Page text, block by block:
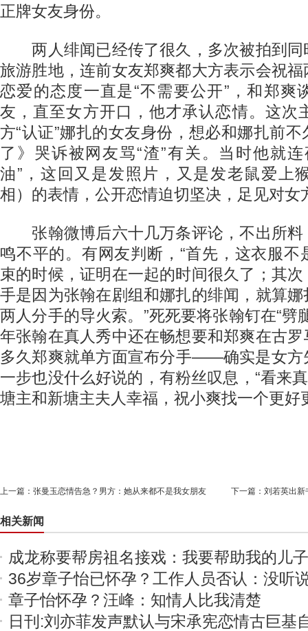
正牌女友身份。
两人绯闻已经传了很久，多次被拍到同
旅游胜地，连前女友郑爽都大方表示会祝
恋爱的态度一直是“不需要公开”，和郑爽
友，直至女方开口，他才承认恋情。这次
方“认证”娜扎的女友身份，想必和娜扎前
了》哭诉被网友骂“渣”有关。当时他就
油”，这回又是发照片，又是发老鼠爱上
相）的表情，公开恋情迫切坚决，足见对女
张翰微博后六十几万条评论，不出所料
鸣不平的。有网友判断，“首先，这衣服不
束的时候，证明在一起的时间很久了；其
手是因为张翰在剧组和娜扎的绯闻，就算
两人分手的导火索。”死死要将张翰钉在“劈
年张翰在真人秀中还在畅想要和郑爽在古
多久郑爽就单方面宣布分手——确实是女方
一步也没什么好说的，有粉丝叹息，“看来
塘主和新塘主夫人幸福，祝小爽找一个更好
上一篇： 张曼玉恋情告急？男方：她从来都不是我女朋友 下一篇： 刘若英出新
相关新闻
成龙称要帮房祖名接戏：我要帮助我的儿子
36岁章子怡已怀孕？工作人员否认：没听
章子怡怀孕？汪峰：知情人比我清楚
日刊:刘亦菲发声默认与宋承宪恋情古巨基